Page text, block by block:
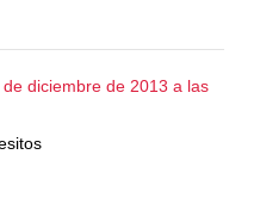
de diciembre de 2013 a las